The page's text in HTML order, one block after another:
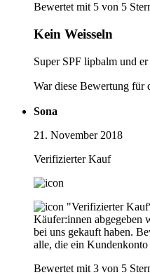
Bewertet mit 5 von 5
Kein Weisseln
Super SPF lipbalm und
War diese Bewertung für
Sona
21. November 2018
Verifizierter Kauf
"Verifizierter
Käufer:innen abgegeben
bei uns gekauft haben.
alle, die ein Kundenkonto
Bewertet mit 3 von 5